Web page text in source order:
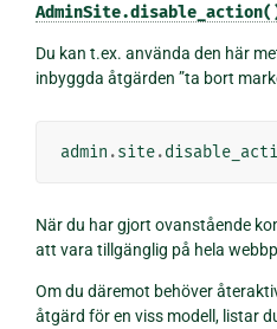
Du kan t.ex. använda den här
inbyggda åtgärden ”ta bort
admin .site.
När du har gjort ovanstående
att vara tillgänglig på hela
Om du däremot behöver
åtgärd för en viss modell, listar